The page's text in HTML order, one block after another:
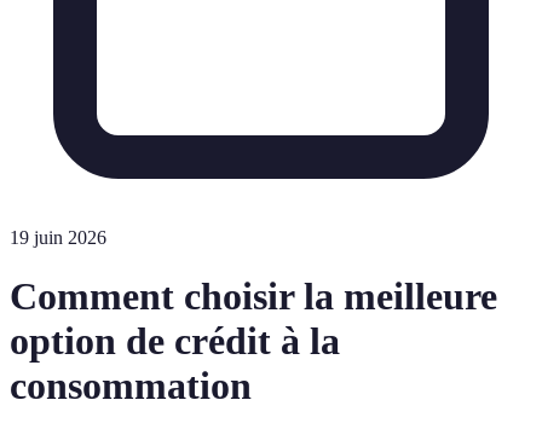
19 juin 2026
Comment choisir la meilleure
option de crédit à la
consommation